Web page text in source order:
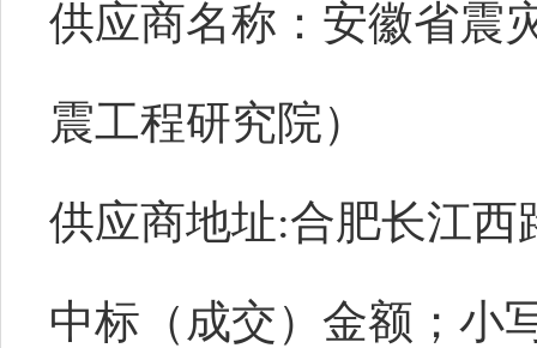
供应商名称： 安徽省震
震工程研究院）
供应商地址:合肥长江西
中标（成交）金额 ；小